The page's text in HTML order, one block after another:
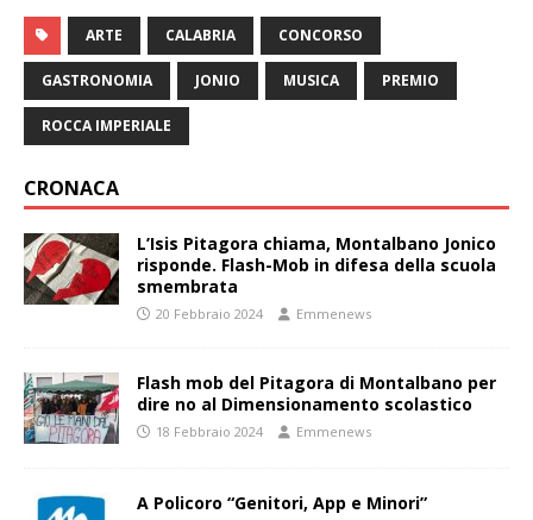
ARTE CALABRIA CONCORSO
GASTRONOMIA JONIO MUSICA PREMIO
ROCCA IMPERIALE
CRONACA
L’Isis Pitagora chiama, Montalbano Jonico
risponde. Flash-Mob in difesa della scuola
smembrata
20 Febbraio 2024 Emmenews
Flash mob del Pitagora di Montalbano per
dire no al Dimensionamento scolastico
18 Febbraio 2024 Emmenews
A Policoro “Genitori, App e Minori”